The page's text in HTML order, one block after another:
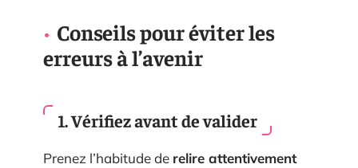
Conseils pour éviter les
erreurs à l’avenir
1. Vérifiez avant de valider
Prenez l’habitude de relire attentivement